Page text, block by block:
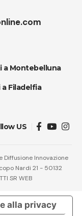
a Montebelluna
Filadelfia
US
Diffusione Innovazione
Nardi 21 - 50132
SR WEB
alla privacy